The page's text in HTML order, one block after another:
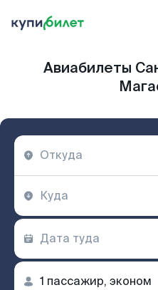
Авиабилеты